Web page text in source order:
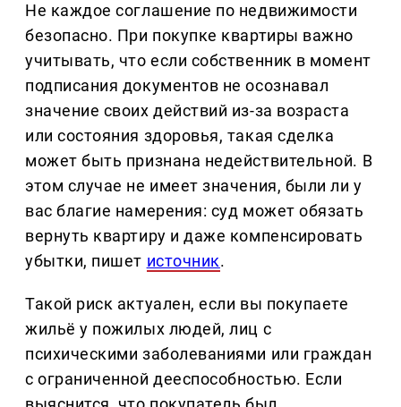
Не каждое соглашение по недвижимости
безопасно. При покупке квартиры важно
учитывать, что если собственник в момент
подписания документов не осознавал
значение своих действий из-за возраста
или состояния здоровья, такая сделка
может быть признана недействительной. В
этом случае не имеет значения, были ли у
вас благие намерения: суд может обязать
вернуть квартиру и даже компенсировать
убытки, пишет источник.
Такой риск актуален, если вы покупаете
жильё у пожилых людей, лиц с
психическими заболеваниями или граждан
с ограниченной дееспособностью. Если